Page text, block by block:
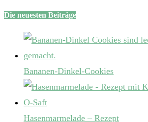
Die neuesten Beiträge
Bananen-Dinkel-Cookies
Hasenmarmelade – Rezept